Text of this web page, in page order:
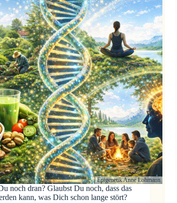
Epigenetik Anne Lohmann
noch dran? Glaubst Du noch, dass das
kann, was Dich schon lange stört?